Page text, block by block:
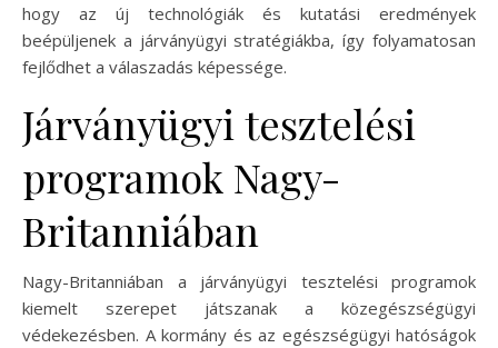
hogy az új technológiák és kutatási eredmények
beépüljenek a járványügyi stratégiákba, így folyamatosan
fejlődhet a válaszadás képessége.
Járványügyi tesztelési
programok Nagy-
Britanniában
Nagy-Britanniában a járványügyi tesztelési programok
kiemelt szerepet játszanak a közegészségügyi
védekezésben. A kormány és az egészségügyi hatóságok